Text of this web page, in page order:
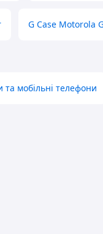
G Case Motorola
мобільні телефони